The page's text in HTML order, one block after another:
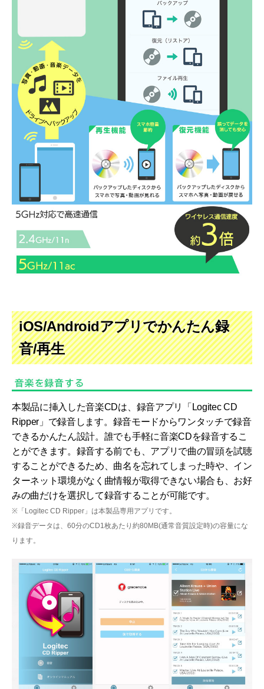
iOS/Androidアプリでかんたん録
音/再生
本製品に挿入した音楽CDは、録音アプリ「Logitec CD
Ripper」で録音します。録音モードからワンタッチで録音
できるかんたん設計。誰でも手軽に音楽CDを録音するこ
とができます。録音する前でも、アプリで曲の冒頭を試聴
することができるため、曲名を忘れてしまった時や、イン
ターネット環境がなく曲情報が取得できない場合も、お好
みの曲だけを選択して録音することが可能です。
※「Logitec CD Ripper」は本製品専用アプリです。
※録音データは、60分のCD1枚あたり約80MB(通常音質設定時)の容量にな
ります。